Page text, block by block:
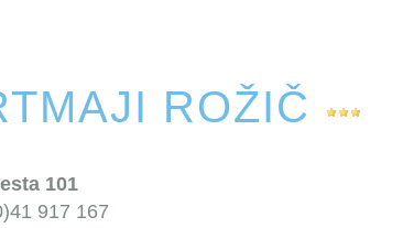
ROŽIČ
101
917 167